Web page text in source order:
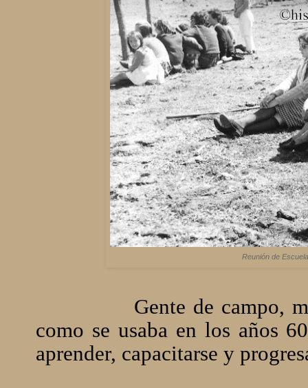
Reunión de
Gente de campo,
como se usaba en los años
aprender, capacitarse y